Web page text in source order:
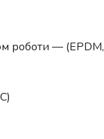
роботи — (EPDM,